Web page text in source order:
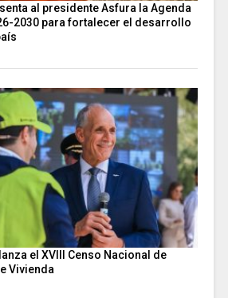
al presidente Asfura la Agenda
2030 para fortalecer el desarrollo
el XVIII Censo Nacional de
Vivienda